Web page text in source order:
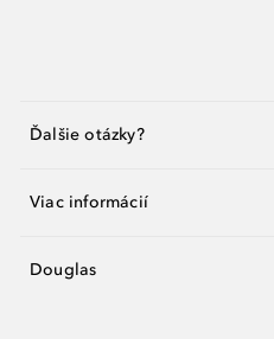
Ďalšie otázky?
Viac informácií
Douglas